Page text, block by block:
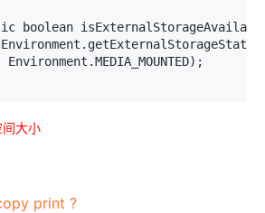
boolean
Environment.MEDIA_MOUNTED);
大小
print ?